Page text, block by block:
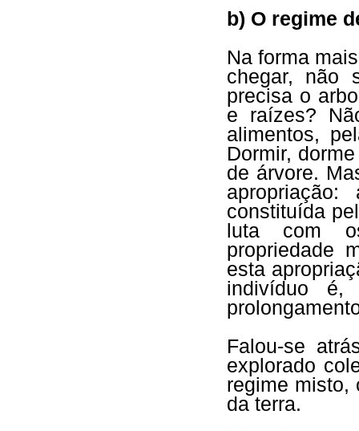
b) O regime
Na forma
chegar, não
precisa o
e raízes?
alimentos,
Dormir,
de árvore.
constituída
luta com
propriedade
esta
indivíduo é,
Falou-se
explorado
regime misto,
da terra.